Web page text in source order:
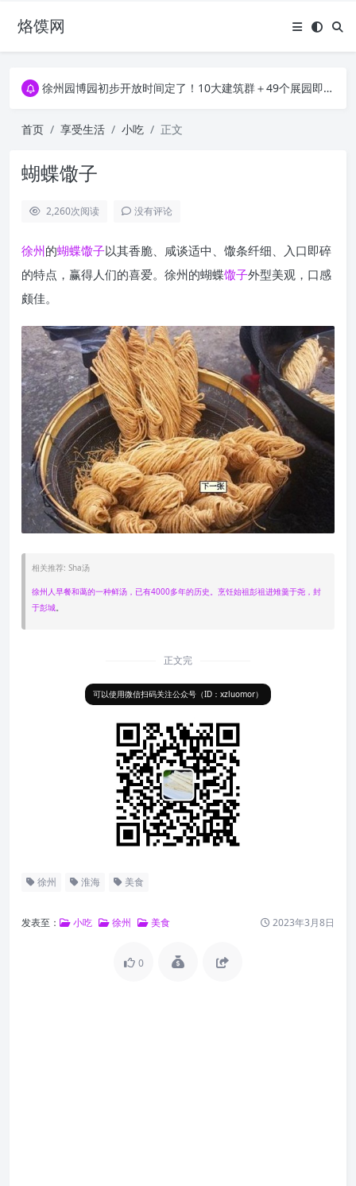
烙馍网16796个OpenClaw Skills合集下载｜总2.7G，压缩后仅738M，覆盖全场景技能
徐州园博园初步开放时间定了！10大建筑群＋49个展园即将亮相！
徐州园博园初步开放时间定了！10大建筑群＋49个展园即将亮相！
首页 享受生活 小吃 正文
蝴蝶馓子
2,260次阅读 没有评论
徐州的蝴蝶馓子以其香脆、咸谈适中、馓条纤细、入口即碎
的特点，赢得人们的喜爱。徐州的蝴蝶馓子外型美观，口感
颇佳。
相关推荐: Sha汤
徐州人早餐和蔼的一种鲜汤，已有4000多年的历史。烹饪始祖彭祖进雉羹于尧，封
于彭城。
正文完
可以使用微信扫码关注公众号（ID：xzluomor）
徐州 淮海 美食
发表至： 小吃 徐州 美食 2023年3月8日
0